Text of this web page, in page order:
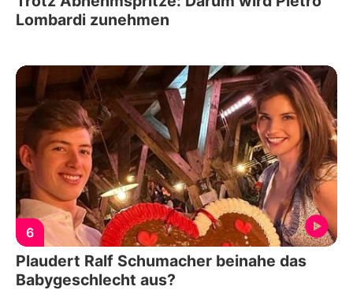
Lombardi zunehmen
6
Plaudert Ralf Schumacher beinahe das
Babygeschlecht aus?